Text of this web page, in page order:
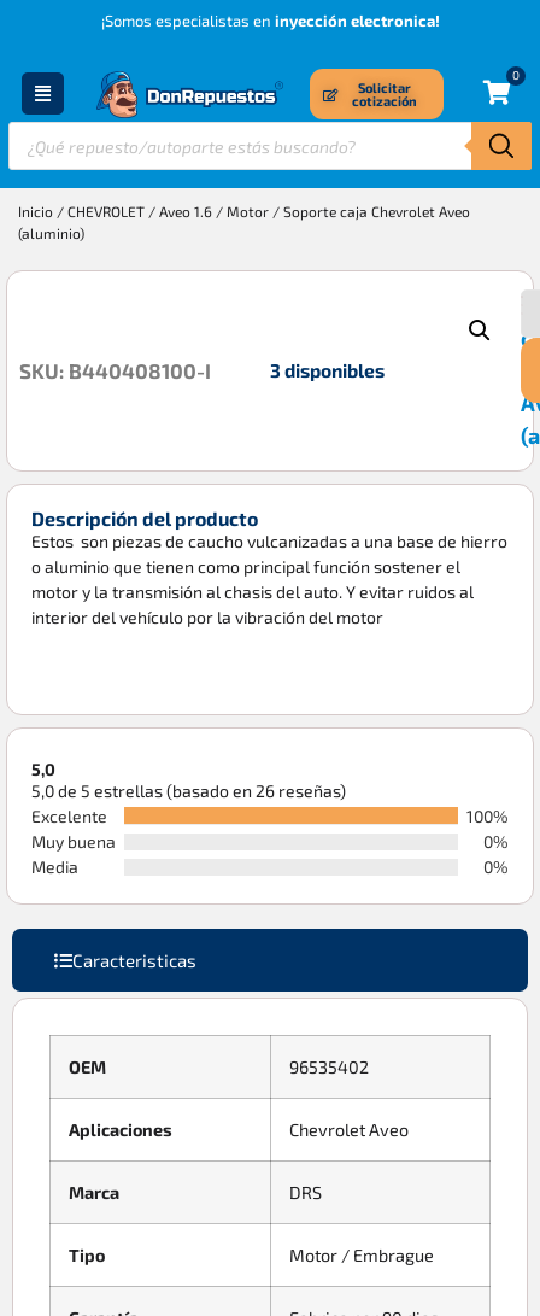
¡Somos especialistas en inyección electronica!
Solicitar
cotización
0
Inicio / CHEVROLET / Aveo 1.6 / Motor / Soporte caja Chevrolet Aveo
(aluminio)
SKU: B440408100-I 3 disponibles
Descripción del producto
Estos son piezas de caucho vulcanizadas a una base de hierro
o aluminio que tienen como principal función sostener el
motor y la transmisión al chasis del auto. Y evitar ruidos al
interior del vehículo por la vibración del motor
5,0
5,0 de 5 estrellas (basado en 26 reseñas)
Excelente
100%
Muy buena
0%
Media
0%
Caracteristicas
OEM 96535402
Aplicaciones Chevrolet Aveo
Marca DRS
Tipo Motor / Embrague